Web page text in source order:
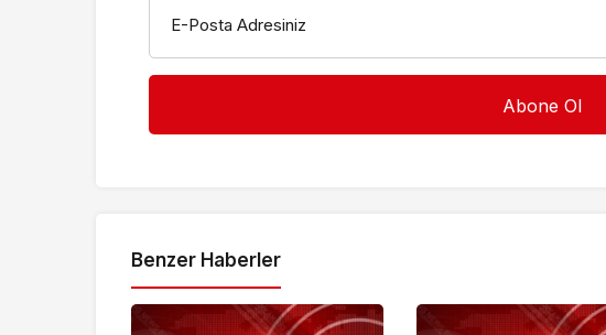
E-Posta Adresiniz
Benzer Haberler